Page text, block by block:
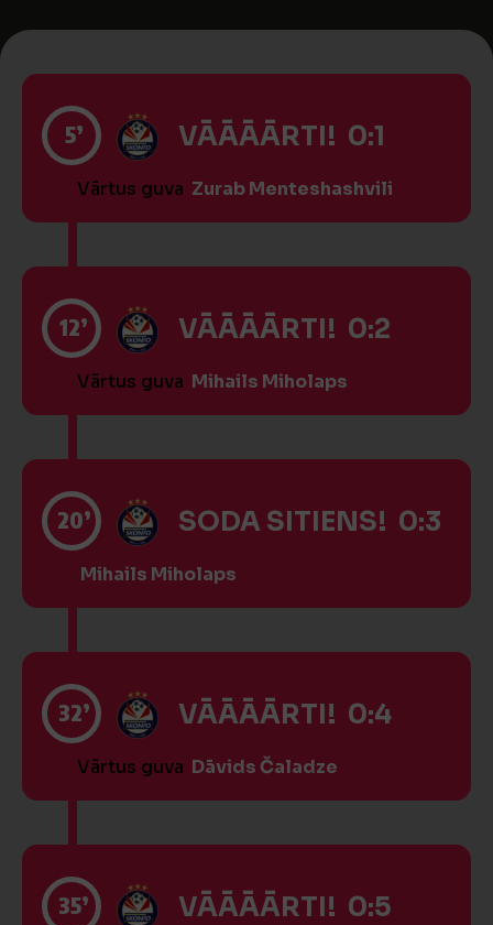
5’ VĀĀĀĀRTI! 0:1
Vārtus guva Zurab Menteshashvili
12’ VĀĀĀĀRTI! 0:2
Vārtus guva Mihails Miholaps
20’ SODA SITIENS! 0:3
Mihails Miholaps
32’ VĀĀĀĀRTI! 0:4
Vārtus guva Dāvids Čaladze
35’ VĀĀĀĀRTI! 0:5